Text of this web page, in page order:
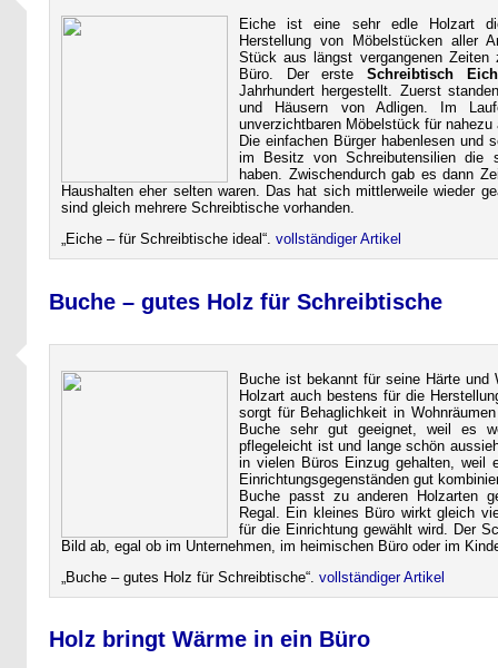
Eiche ist eine sehr edle Holzart
Herstellung von Möbelstücken aller
Stück aus längst vergangenen
Büro. Der erste Schreibtisch
Jahrhundert hergestellt. Zuerst
und Häusern von Adligen. Im
unverzichtbaren Möbelstück für
Die einfachen Bürger habenlesen und
im Besitz von Schreibutensilien die
haben. Zwischendurch gab es dann
Haushalten eher selten waren. Das hat sich mittlerweile wieder
sind gleich mehrere Schreibtische vorhanden.
Eiche – für Schreibtische ideal . vollständiger Artikel
Buche – gutes Holz für Schreibtische
Buche ist bekannt für seine Härte und
Holzart auch bestens für die
sorgt für Behaglichkeit in
Buche sehr gut geeignet, weil es
pflegeleicht ist und lange schön
in vielen Büros Einzug gehalten, weil
Einrichtungsgegenständen gut
Buche passt zu anderen Holzarten
Regal. Ein kleines Büro wirkt gleich
für die Einrichtung gewählt wird. Der
Bild ab, egal ob im Unternehmen, im heimischen Büro oder im
Buche – gutes Holz für Schreibtische
vollständiger Artikel
Holz bringt Wärme in ein Büro